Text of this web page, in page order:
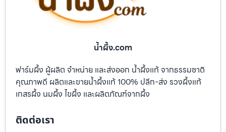
น้ำผึ้ง.com
ฟาร์มผึ้ง ผู้ผลิต จำหน่าย และส่งออก น้ำผึ้งแท้ จากธรรมชาติ
คุณภาพดี ผลิตและขายน้ำผึ้งแท้ 100% ปลีก-ส่ง รวงผึ้งแท้
เกสรผึ้ง นมผึ้ง ไขผึ้ง และผลิตภัณฑ์จากผึ้ง
ติดต่อเรา